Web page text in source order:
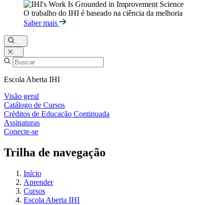
O trabalho do IHI é baseado na ciência da melhoria
Saber mais
Escola Aberta IHI
Visão geral
Catálogo de Cursos
Créditos de Educação Continuada
Assinaturas
Conecte-se
Trilha de navegação
Início
Aprender
Cursos
Escola Aberta IHI